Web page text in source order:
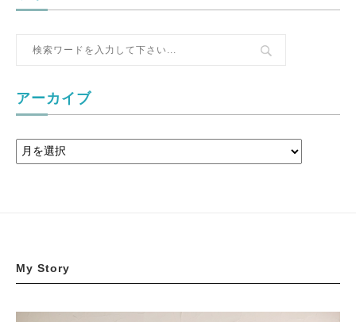
アーカイブ
My Story